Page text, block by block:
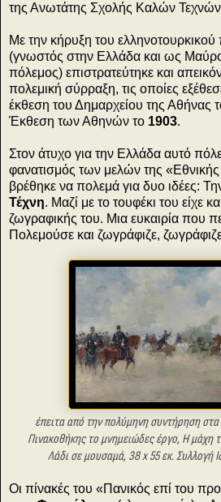
της Ανωτάτης Σχολής Καλών
Με την κήρυξη του
(γνωστός στην Ελλάδα και ως
πόλεμος) επιστρατεύτηκε και
πολεμική σύρραξη, τις οποίες
έκθεση του Δημαρχείου της Αθήνας
Έκθεση των Αθηνών το 1903.
Στον άτυχο για την Ελλάδα αυτό
φανατισμός των μελών της «Εθνικής
βρέθηκε να πολεμά για δυο ιδέες:
Τέχνη. Μαζί με το τουφέκι του είχε
ζωγραφικής του. Μια ευκαιρία που
Πολεμούσε και ζωγράφιζε,
έπειτα από την πολύμηνη συντήρηση
Πινακοθήκης το μνημειώδες έργο, Η
Λάδι σε μουσαμά, 38 x 55 εκ. Συλλογή
Οι πίνακές του «Πανικός επί του